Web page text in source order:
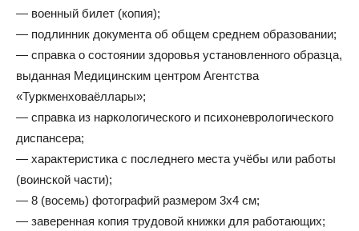
— военный билет (копия);
— подлинник документа об общем среднем образовании;
— справка о состоянии здоровья установленного образца,
выданная Медицинским центром Агентства
«Туркменховаёллары»;
— справка из наркологического и психоневрологического
диспансера;
— характеристика с последнего места учёбы или работы
(воинской части);
— 8 (восемь) фотографий размером 3х4 см;
— заверенная копия трудовой книжки для работающих;